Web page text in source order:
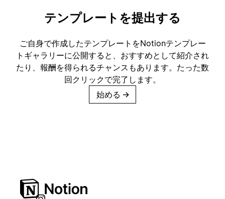
テンプレートを提出する
ご自身で作成したテンプレートをNotionテンプレー
トギャラリーに公開すると、おすすめとして紹介され
たり、報酬を得られるチャンスもあります。たった数
回クリックで完了します。
始める →